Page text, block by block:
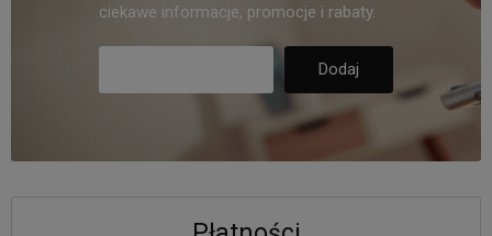
ciekawe informacje, promocje i rabaty.